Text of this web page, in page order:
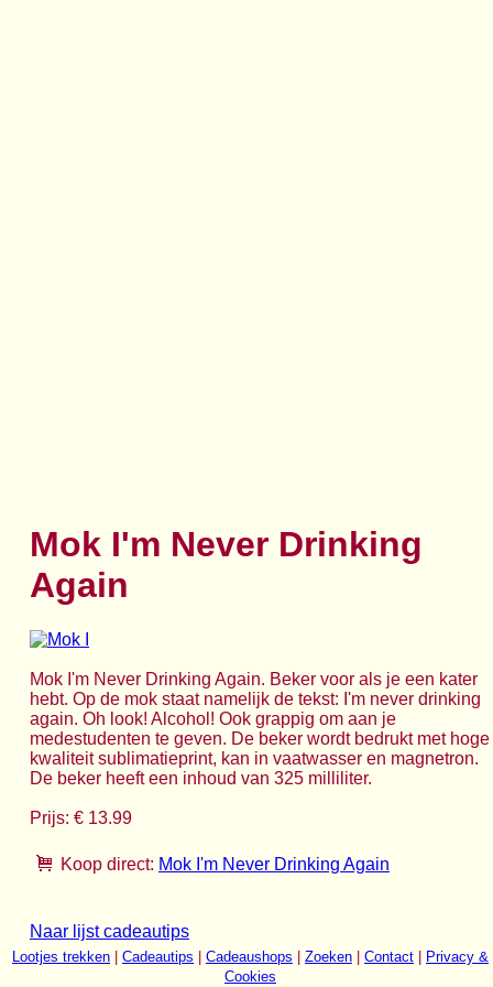
Mok I'm Never Drinking
Again
Mok I'm Never Drinking Again. Beker voor als je een kater
hebt. Op de mok staat namelijk de tekst: I'm never drinking
again. Oh look! Alcohol! Ook grappig om aan je
medestudenten te geven. De beker wordt bedrukt met hoge
kwaliteit sublimatieprint, kan in vaatwasser en magnetron.
De beker heeft een inhoud van 325 milliliter.
Prijs: € 13.99
Koop direct: Mok I'm Never Drinking Again
Naar lijst cadeautips
Lootjes trekken Cadeautips Cadeaushops Zoeken Contact
Privacy &
Cookies